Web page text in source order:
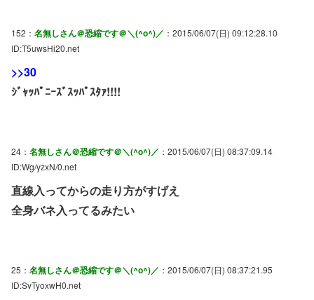
152： 名無しさん＠恐縮です＠＼(^o^)／ ：2015/06/07(日) 09:12:28.10
ID:T5uwsHi20.net
>>30
ｼﾞｬｯﾊﾟﾆｰｽﾞｽｯﾊﾟｽﾀｧ!!!!
24： 名無しさん＠恐縮です＠＼(^o^)／ ：2015/06/07(日) 08:37:09.14
ID:Wg/yzxN/0.net
直線入ってからの走り方がすげえ
全身バネ入ってるみたい
25： 名無しさん＠恐縮です＠＼(^o^)／ ：2015/06/07(日) 08:37:21.95
ID:SvTyoxwH0.net